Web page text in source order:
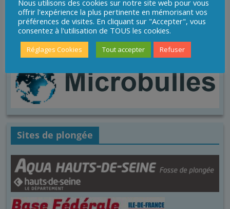
Sites de plongée
Nous utilisons des cookies sur notre site web pour vous
offrir l'expérience la plus pertinente en mémorisant vos
préférences de visites. En cliquant sur "Accepter", vous
consentez à l'utilisation de TOUS les cookies.
Réglages Cookies Tout accepter Refuser